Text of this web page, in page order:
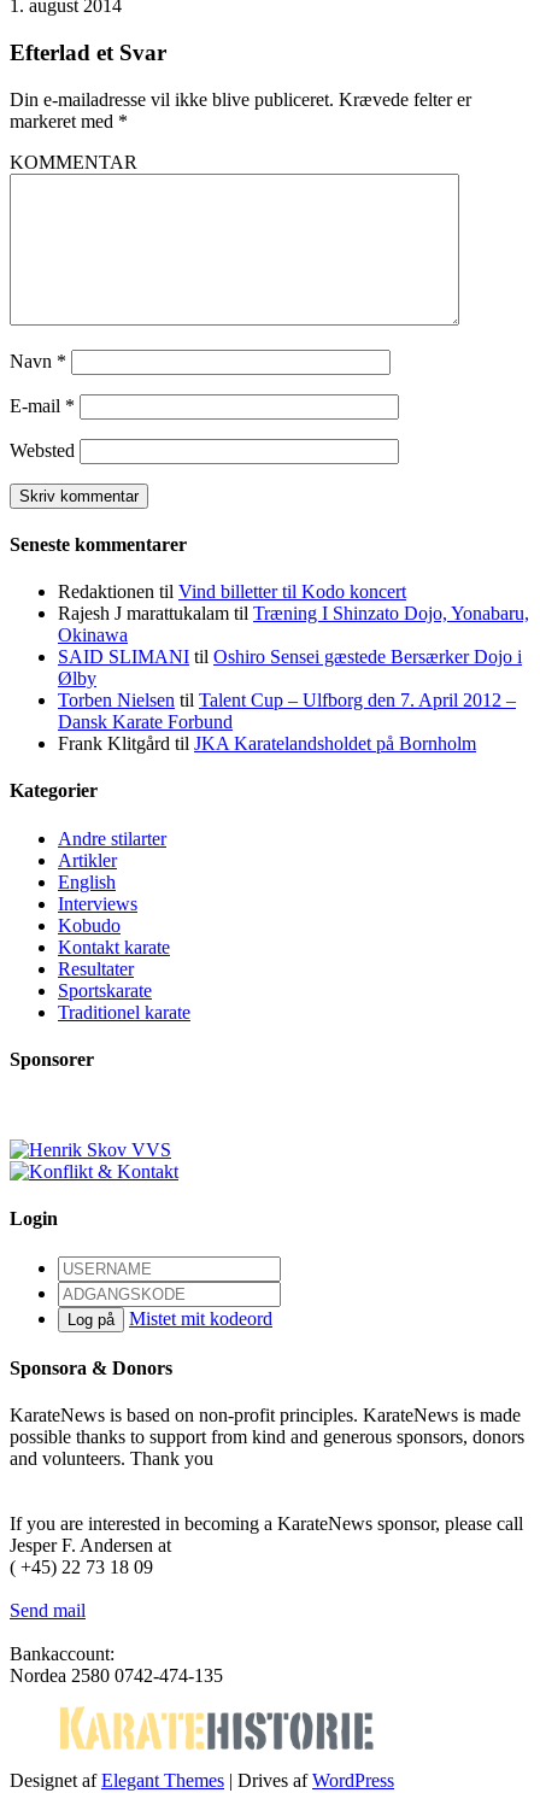
1. august 2014
Efterlad et Svar
Din e-mailadresse vil ikke blive publiceret. Krævede felter er
markeret med *
KOMMENTAR
Navn *
E-mail *
Websted
Seneste kommentarer
Redaktionen til Vind billetter til Kodo koncert
Rajesh J marattukalam til Træning I Shinzato Dojo, Yonabaru,
Okinawa
SAID SLIMANI til Oshiro Sensei gæstede Bersærker Dojo i
Ølby
Torben Nielsen til Talent Cup – Ulfborg den 7. April 2012 –
Dansk Karate Forbund
Frank Klitgård til JKA Karatelandsholdet på Bornholm
Kategorier
Andre stilarter
Artikler
English
Interviews
Kobudo
Kontakt karate
Resultater
Sportskarate
Traditionel karate
Sponsorer
Login
Log på Mistet mit kodeord
Sponsora & Donors
KarateNews is based on non-profit principles. KarateNews is made
possible thanks to support from kind and generous sponsors, donors
and volunteers. Thank you
If you are interested in becoming a KarateNews sponsor, please call
Jesper F. Andersen at
( +45) 22 73 18 09
Send mail
Bankaccount:
Nordea 2580 0742-474-135
Designet afElegant Themes | Drives afWordPress